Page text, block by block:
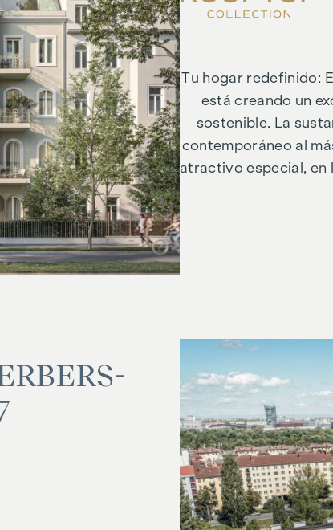
Tu hogar redefinido:
está creando un
sostenible. La
contemporáneo al
atractivo especial, en